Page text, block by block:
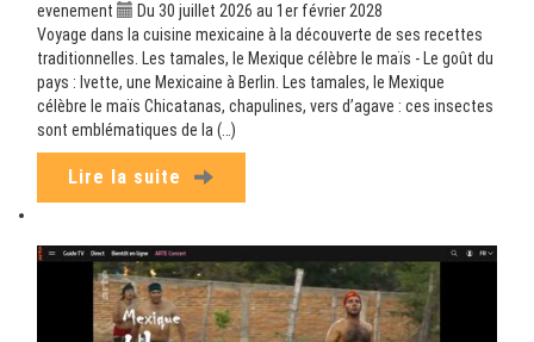
evenement
Du 30 juillet 2026 au 1er février 2028
Voyage dans la cuisine mexicaine à la découverte de ses recettes
traditionnelles. Les tamales, le Mexique célèbre le maïs - Le goût du
pays : Ivette, une Mexicaine à Berlin. Les tamales, le Mexique
célèbre le maïs Chicatanas, chapulines, vers d’agave : ces insectes
sont emblématiques de la (…)
Lire la suite